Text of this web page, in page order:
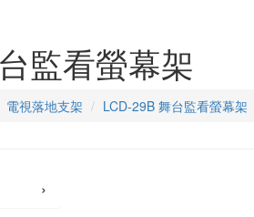
監看螢幕架
電視落地支架 LCD-29B 舞台監看螢幕架
›